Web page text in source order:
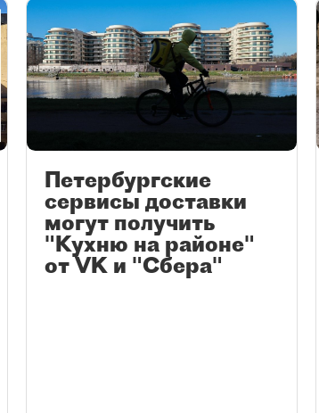
Петербургские
сервисы доставки
могут получить
"Кухню на районе"
от VK и "Сбера"